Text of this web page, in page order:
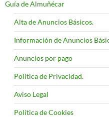
Guía de Almuñécar
Alta de Anuncios Básicos.
Información de Anuncios
Anuncios por pago
Política de Privacidad.
Aviso Legal
Política de Cookies